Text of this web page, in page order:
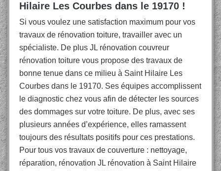
Hilaire Les Courbes dans le 19170 !
Si vous voulez une satisfaction maximum pour vos
travaux de rénovation toiture, travailler avec un
spécialiste. De plus JL rénovation couvreur
rénovation toiture vous propose des travaux de
bonne tenue dans ce milieu à Saint Hilaire Les
Courbes dans le 19170. Ses équipes accomplissent
le diagnostic chez vous afin de détecter les sources
des dommages sur votre toiture. De plus, avec ses
plusieurs années d’expérience, elles ramassent
toujours des résultats positifs pour ces prestations.
Pour tous vos travaux de couverture : nettoyage,
réparation, rénovation JL rénovation à Saint Hilaire